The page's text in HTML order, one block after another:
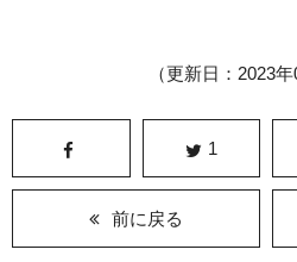
（更新日：2023年
1
前に戻る